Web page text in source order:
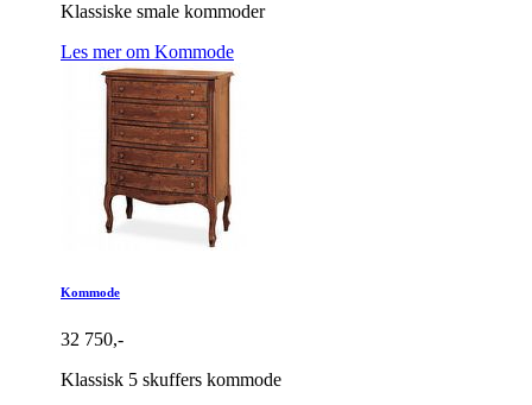
Klassiske smale kommoder
Les mer om Kommode
Kommode
32 750,-
Klassisk 5 skuffers kommode